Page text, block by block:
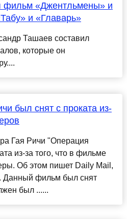
фильм «Джентльмены» и
и «Главарь»
Ташаев составил
которые он
был снят с проката из-
Гая Ричи "Операция
из-за того, что в фильме
Об этом пишет Daily Mail,
Данный фильм был снят
был ......